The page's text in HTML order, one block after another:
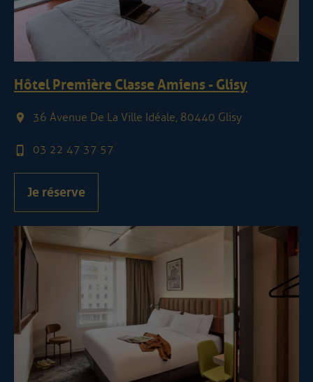
Hôtel Première Classe Amiens - Glisy
36 Avenue De La Ville Idéale, 80440 Glisy
03 22 47 37 57
Je réserve